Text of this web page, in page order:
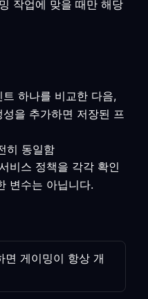
작업에 맞을 때만 해당
하나를 비교한 다음,
을 추가하면 저장된 프
히 동일함
비스 정책을 각각 확인
변수는 아닙니다.
면 게이밍이 항상 개